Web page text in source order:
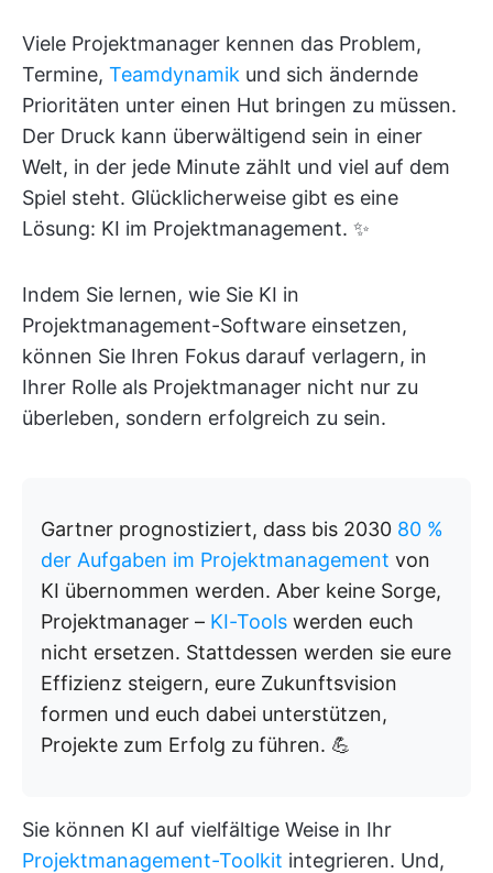
Viele Projektmanager kennen das Problem,
Termine, Teamdynamik und sich ändernde
Prioritäten unter einen Hut bringen zu müssen.
Der Druck kann überwältigend sein in einer
Welt, in der jede Minute zählt und viel auf dem
Spiel steht. Glücklicherweise gibt es eine
Lösung: KI im Projektmanagement. ✨
Indem Sie lernen, wie Sie KI in
Projektmanagement-Software einsetzen,
können Sie Ihren Fokus darauf verlagern, in
Ihrer Rolle als Projektmanager nicht nur zu
überleben, sondern erfolgreich zu sein.
Gartner prognostiziert, dass bis 2030 80 %
der Aufgaben im Projektmanagement von
KI übernommen werden. Aber keine Sorge,
Projektmanager – KI-Tools werden euch
nicht ersetzen. Stattdessen werden sie eure
Effizienz steigern, eure Zukunftsvision
formen und euch dabei unterstützen,
Projekte zum Erfolg zu führen. 💪
Sie können KI auf vielfältige Weise in Ihr
Projektmanagement-Toolkit integrieren. Und,